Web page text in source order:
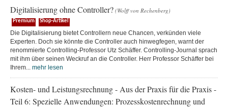
Digitalisierung ohne Controller? (Wolff von Rechenberg)
Premium Shop-Artikel
Die Digitalisierung bietet Controllern neue Chancen, verkünden viele
Experten. Doch sie könnte die Controller auch hinwegfegen, warnt der
renommierte Controlling-Professor Utz Schäffer. Controlling-Journal sprach
mit ihm über seinen Weckruf an die Controller. Herr Professor Schäffer bei
Ihrem... mehr lesen
Kosten- und Leistungsrechnung - Aus der Praxis für die Praxis -
Teil 6: Spezielle Anwendungen: Prozesskostenrechnung und